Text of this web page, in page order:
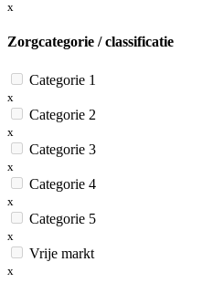
x
Zorgcategorie / classificatie
Categorie 1
x
Categorie 2
x
Categorie 3
x
Categorie 4
x
Categorie 5
x
Vrije markt
x